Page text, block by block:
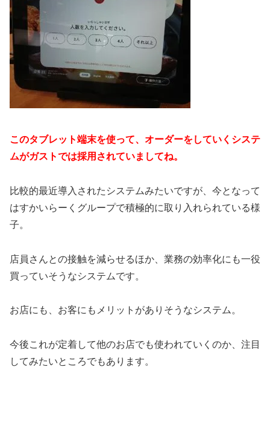
このタブレット端末を使って、オーダーをしていくシステ
ムがガストでは採用されていましてね。
比較的最近導入されたシステムみたいですが、今となって
はすかいらーくグループで積極的に取り入れられている様
子。
店員さんとの接触を減らせるほか、業務の効率化にも一役
買っていそうなシステムです。
お店にも、お客にもメリットがありそうなシステム。
今後これが定着して他のお店でも使われていくのか、注目
してみたいところでもあります。